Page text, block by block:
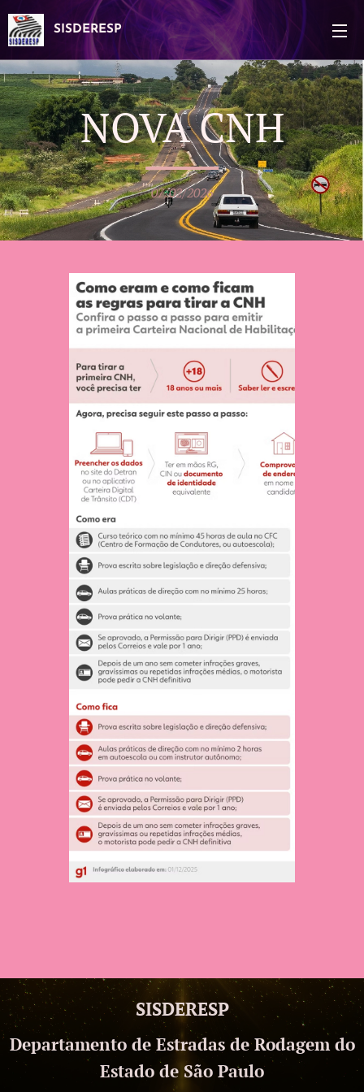
SISDERESP
NOVA CNH
07/02/2026
SISDERESP
Departamento de Estradas de Rodagem do
Estado de São Paulo